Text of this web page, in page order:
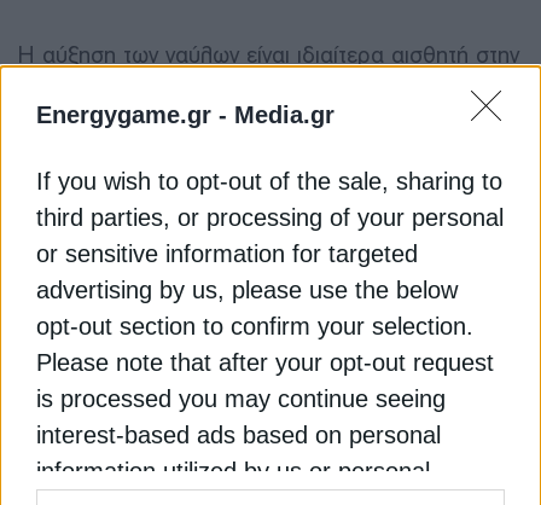
Energygame.gr - Media.gr
If you wish to opt-out of the sale, sharing to
third parties, or processing of your personal
or sensitive information for targeted
advertising by us, please use the below
opt-out section to confirm your selection.
Please note that after your opt-out request
is processed you may continue seeing
interest-based ads based on personal
information utilized by us or personal
Η αύξηση των ναύλων είναι ιδιαίτερα αισθητή στην
επιβαρύνσεις καυσίμων που φτάνουν περίπου τα
επιστροφής. Στις ΗΠΑ, σύμφωνα με την Kayak, το
μέσο κόστος διεθνούς αεροπορικού εισιτηρίου
αυξήθηκε κατά 16% σε σχέση με πέρυσι,
φτάνοντας τα 1.101 δολάρια, ενώ οι εσωτερικές
πτήσεις κατέγραψαν άνοδο 24%.
Παράλληλα, οι αεροπορικές εταιρείες μειώνουν
τα θερινά τους προγράμματα. Σύμφωνα με τη
Cirium, έχουν ήδη αφαιρεθεί περίπου 9,3 εκατ.
θέσεις από τα προγράμματα πτήσεων, με έμφαση